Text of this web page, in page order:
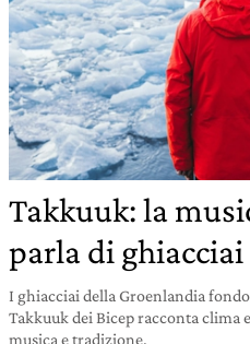
Takkuuk: la
parla di
I ghiacciai della Groenlandia
Takkuuk dei Bicep racconta clima
musica e tradizione.